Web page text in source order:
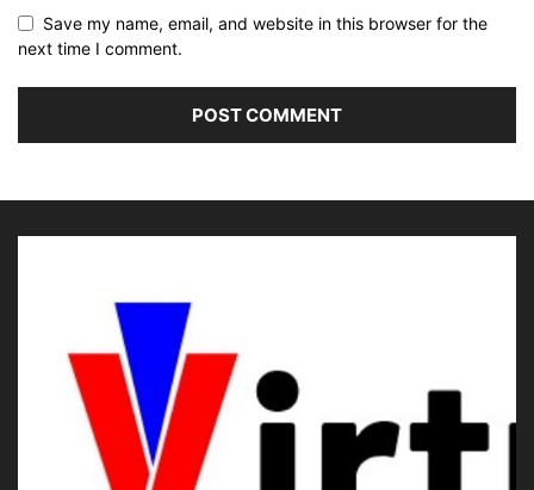
Save my name, email, and website in this browser for the
next time I comment.